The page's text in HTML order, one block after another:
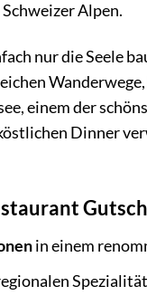
Alpen.
nur die Seele
einem der
Dinner
in einem